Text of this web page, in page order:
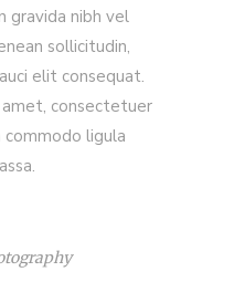
gravida nibh vel
sollicitudin,
elit consequat.
consectetuer
commodo ligula